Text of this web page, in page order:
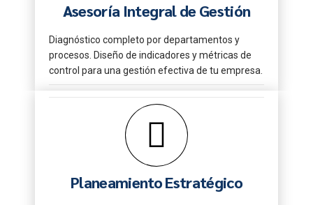
Asesoría Integral de Gestión
Diagnóstico completo por departamentos y
procesos. Diseño de indicadores y métricas de
control para una gestión efectiva de tu empresa.
Planeamiento Estratégico